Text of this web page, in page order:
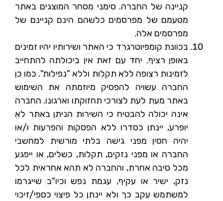
קניינה של החברה. סימני מסחר המוצגים באתר
מטעמם של מפרסמים כלשהם הינם קניינם של
מפרסמים אלה.
בכוונת קומפיוטרגרד כי האתר ושירותיו יהיו זמינים
באופן רציף. יחד עם זאת אין ביכולתה להתחייב
לזמינות רצופה ללא תקלות וללא "נפילות". כמו כן
החברה עשויה להפסיק מיוזמתה את השימוש
באתר מעת לעת לצורכי תחזוקתו וארגונו. החברה
אינה יכולה להבטיח כי השירות הניתן באתר לא
יופרע, יינתן כסדרו ללא הפסקות והפרעות ו/או
יהיה חסין מפני גישה בלתי מורשית למחשבי
החברה או מפני נזקים, תקלות, כשלים, או ייפגע
מכל סיבה אחרת, והחברה לא תהא אחראית לכל
נזק, ישיר או עקיף, עגמת נפש וכיו"ב שייגרמו
למשתמש עקב כך ולא יינתן כל פיצוי כספי/זיכוי